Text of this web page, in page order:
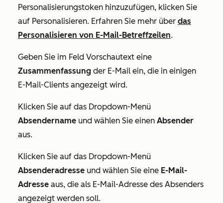
Personalisierungstoken hinzuzufügen, klicken Sie
auf Personalisieren. Erfahren Sie mehr über das
Personalisieren von E-Mail-Betreffzeilen.
Geben Sie im Feld Vorschautext eine
Zusammenfassung der E-Mail ein, die in einigen
E-Mail-Clients angezeigt wird.
Klicken Sie auf das Dropdown-Menü
Absendername und wählen Sie einen Absender
aus.
Klicken Sie auf das Dropdown-Menü
Absenderadresse und wählen Sie eine E-Mail-
Adresse aus, die als E-Mail-Adresse des Absenders
angezeigt werden soll.